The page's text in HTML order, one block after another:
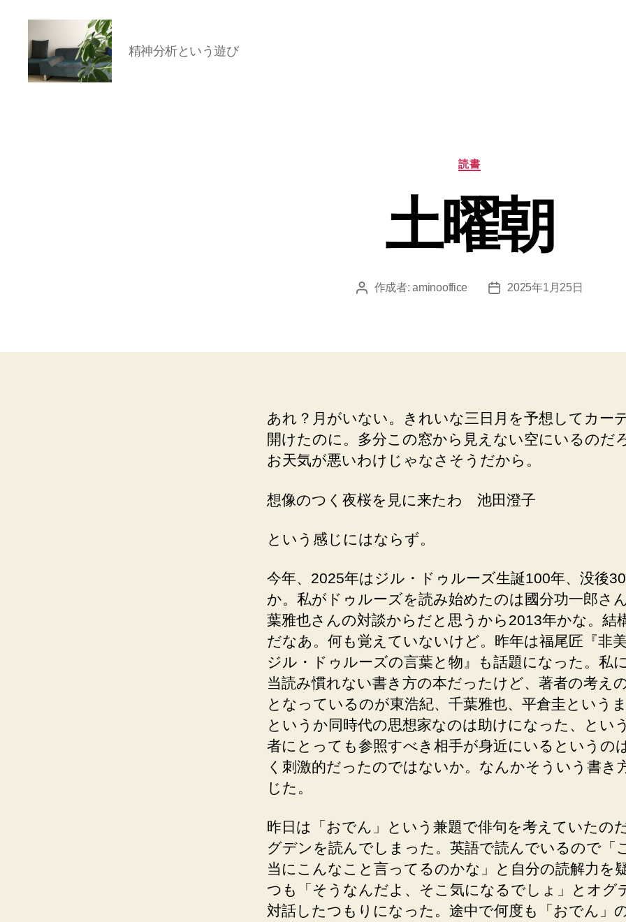
精神分析という遊び
カ
テ
リ
ー
読書
土曜朝
投 作成者:aminooffice
投
2025年1月25日
あれ？月がいない。きれいな三日月を予想してカー
開けたのに。多分この窓から見えない空にいるのだ
お天気が悪いわけじゃなさそうだから。
想像のつく夜桜を見に来たわ 池田澄子
という感じにはならず。
今年、2025年はジル・ドゥルーズ生誕100年、没後
か。私がドゥルーズを読み始めたのは國分功一郎さ
葉雅也さんの対談からだと思うから2013年かな。結
だなあ。何も覚えていないけど。昨年は福尾匠『非
ジル・ドゥルーズの言葉と物』も話題になった。私
当読み慣れない書き方の本だったけど、著者の考え
となっているのが東浩紀、千葉雅也、平倉圭という
というか同時代の思想家なのは助けになった、とい
者にとっても参照すべき相手が身近にいるというの
く刺激的だったのではないか。なんかそういう書き
じた。
昨日は「おでん」という兼題で俳句を考えていたの
グデンを読んでしまった。英語で読んでいるので「
当にこんなこと言ってるのかな」と自分の読解力を
つも「そうなんだよ、そこ気になるでしょ」とオグ
対話したつもりになった。途中で何度も「おでん」